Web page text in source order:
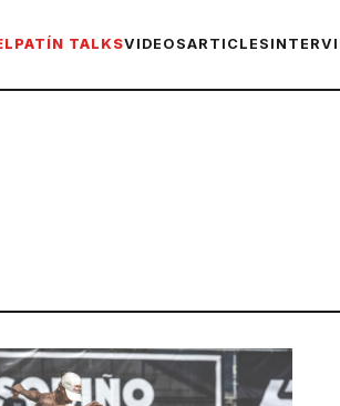
TALKSVIDEOSARTICLES